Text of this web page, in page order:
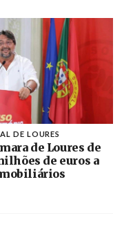
DE LOURES
de Loures de
de euros a